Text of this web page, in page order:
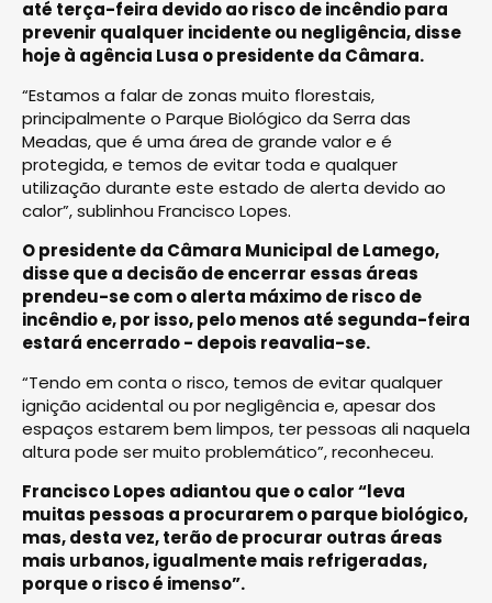
até terça-feira devido ao risco de incêndio para
prevenir qualquer incidente ou negligência, disse
hoje à agência Lusa o presidente da Câmara.
“Estamos a falar de zonas muito florestais,
principalmente o Parque Biológico da Serra das
Meadas, que é uma área de grande valor e é
protegida, e temos de evitar toda e qualquer
utilização durante este estado de alerta devido ao
calor”, sublinhou Francisco Lopes.
O presidente da Câmara Municipal de Lamego,
disse que a decisão de encerrar essas áreas
prendeu-se com o alerta máximo de risco de
incêndio e, por isso, pelo menos até segunda-feira
estará encerrado - depois reavalia-se.
“Tendo em conta o risco, temos de evitar qualquer
ignição acidental ou por negligência e, apesar dos
espaços estarem bem limpos, ter pessoas ali naquela
altura pode ser muito problemático”, reconheceu.
Francisco Lopes adiantou que o calor “leva
muitas pessoas a procurarem o parque biológico,
mas, desta vez, terão de procurar outras áreas
mais urbanos, igualmente mais refrigeradas,
porque o risco é imenso”.